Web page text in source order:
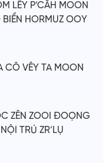
LÊY P’CĂH MOON
HORMUZ OOY
CÔ VÊY TA MOON
ZÊN ZOOI ĐOỌNG
TRÚ ZR’LỤ